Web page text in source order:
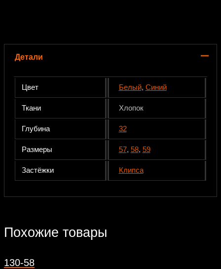
Детали
Цвет Белый, Синий
Ткани Хлопок
Глубина 32
Размеры 57, 58, 59
Застёжки Клипса
Похожие товары
130-58